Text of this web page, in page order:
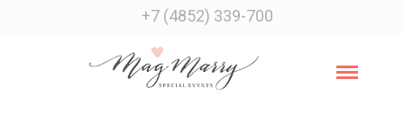
+7 (4852) 339-700